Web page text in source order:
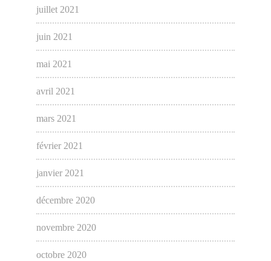
juillet 2021
juin 2021
mai 2021
avril 2021
mars 2021
février 2021
janvier 2021
décembre 2020
novembre 2020
octobre 2020